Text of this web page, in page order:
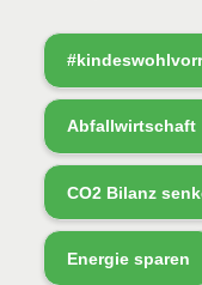
Abfallwirtschaft
CO2 Bilanz
Energie sparen